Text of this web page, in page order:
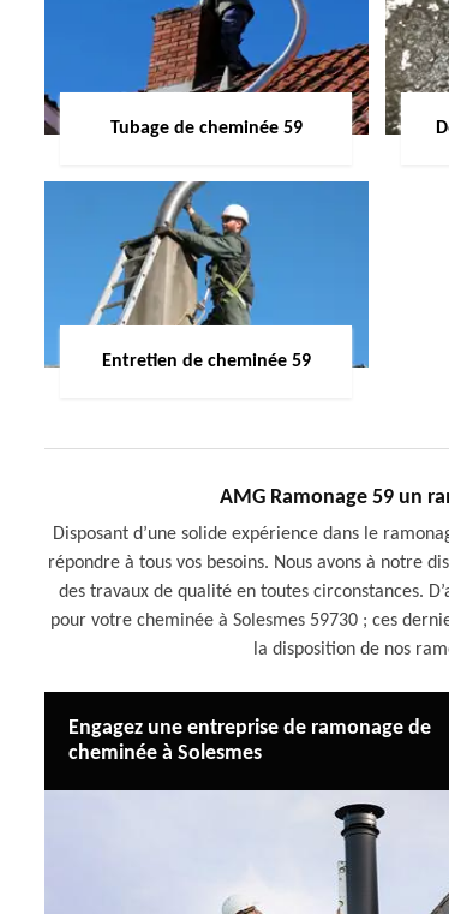
Tubage de cheminée 59
Entretien de cheminée 59
AMG Ramonage 59 un
Disposant d’une solide expérience dans le
répondre à tous vos besoins. Nous avons à notre
des travaux de qualité en toutes circonstances.
pour votre cheminée à Solesmes 59730 ; ces
la disposition de nos
Engagez une entreprise de ramonage de
cheminée à Solesmes